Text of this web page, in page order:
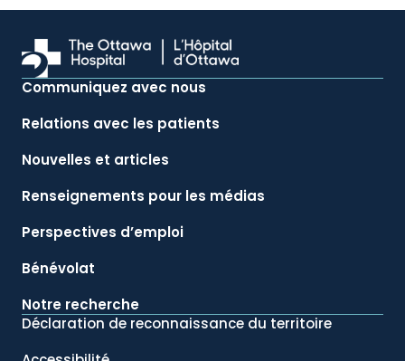
Communiquez avec nous
Relations avec les patients
Nouvelles et articles
Renseignements pour les médias
Perspectives d’emploi
Bénévolat
Notre recherche
Déclaration de reconnaissance du territoire